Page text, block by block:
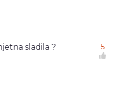
sladila ? 5